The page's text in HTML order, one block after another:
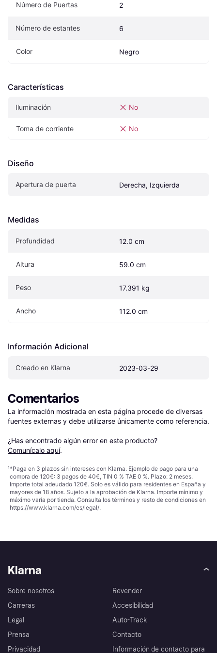
Número de Puertas 2
Número de estantes 6
Color Negro
Características
Iluminación No
Toma de corriente No
Diseño
Apertura de puerta Derecha, Izquierda
Medidas
Profundidad 12.0 cm
Altura 59.0 cm
Peso 17.391 kg
Ancho 112.0 cm
Información Adicional
Creado en Klarna 2023-03-29
Comentarios
La información mostrada en esta página procede de diversas
fuentes externas y debe utilizarse únicamente como referencia.
¿Has encontrado algún error en este producto?
Comunícalo aquí.
¹*Paga en 3 plazos sin intereses con Klarna. Ejemplo de pago para una
compra de 120€: 3 pagos de 40€, TIN 0 % TAE 0 %. Plazo: 2 meses.
Importe total adeudado 120€. Solo es válido para residentes en España y
mayores de 18 años. Sujeto a la aprobación de Klarna. Importe mínimo y
máximo varía por tienda. Consulta los términos y resto de condiciones en
https://www.klarna.com/es/legal/.
Klarna
Sobre nosotros
Carreras
Legal
Prensa
Privacidad
Revender
Accesibilidad
Auto-Track
Contacto
Información de contacto para